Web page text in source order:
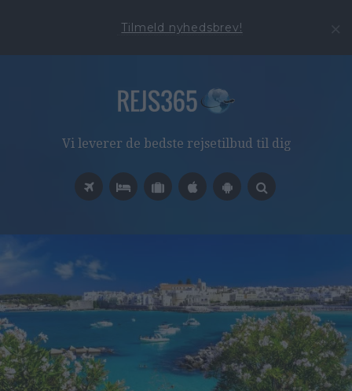
Tilmeld nyhedsbrev!
Vi leverer de bedste rejsetilbud til dig